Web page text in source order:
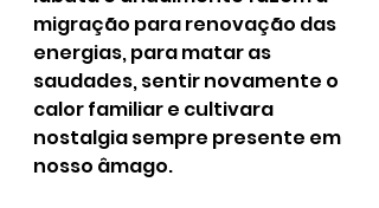
migração para renovação das
energias, para matar as
saudades, sentir novamente o
calor familiar e cultivara
nostalgia sempre presente em
nosso âmago.